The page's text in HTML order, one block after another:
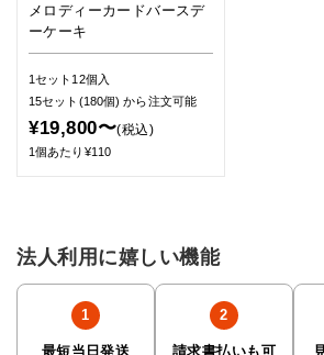
メロディーカードバースデ
ーケーキ
1セット12個入
15セット(180個)から注文可能
¥19,800〜(税込)
1個あたり¥110
法人利用に嬉しい機能
最短当日発送 請求書払いも可